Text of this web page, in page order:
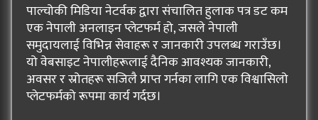
पाल्चोकी मिडिया नेटर्वक द्वारा संचालित हुलाक पत्र डट कम
एक नेपाली अनलाइन प्लेटफर्म हो, जसले नेपाली
समुदायलाई विभिन्न सेवाहरू र जानकारी उपलब्ध गराउँछ।
यो वेबसाइट नेपालीहरूलाई दैनिक आवश्यक जानकारी,
अवसर र स्रोतहरू सजिलै प्राप्त गर्नका लागि एक विश्वासिलो
प्लेटफर्मको रूपमा कार्य गर्दछ।